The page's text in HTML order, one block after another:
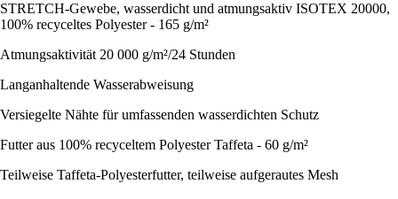
STRETCH-Gewebe, wasserdicht und atmungsaktiv ISOTEX 20000,
100% recyceltes Polyester - 165 g/m²
Atmungsaktivität 20 000 g/m²/24 Stunden
Langanhaltende Wasserabweisung
Versiegelte Nähte für umfassenden wasserdichten Schutz
Futter aus 100% recyceltem Polyester Taffeta - 60 g/m²
Teilweise Taffeta-Polyesterfutter, teilweise aufgerautes Mesh